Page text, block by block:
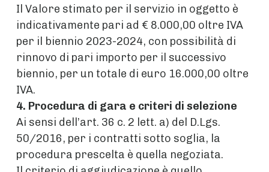
Il Valore stimato per il servizio in oggetto è
indicativamente pari ad € 8.000,00 oltre IVA
per il biennio 2023-2024, con possibilità di
rinnovo di pari importo per il successivo
biennio, per un totale di euro 16.000,00 oltre
IVA.
4. Procedura di gara e criteri di selezione
Ai sensi dell’art. 36 c. 2 lett. a) del D.Lgs.
50/2016, per i contratti sotto soglia, la
procedura prescelta è quella negoziata.